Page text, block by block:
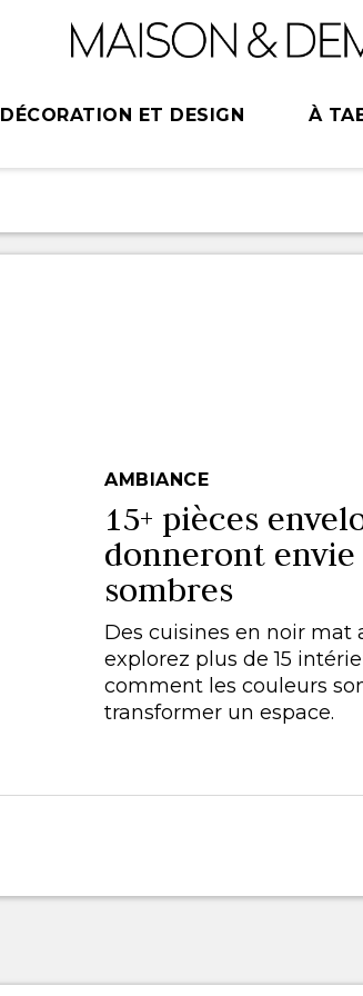
DÉCORATION ET DESIGN À
AMBIANCE
15+ pièces
donneront envie
sombres
Des cuisines en noir mat
explorez plus de 15
comment les couleurs
transformer un espace.